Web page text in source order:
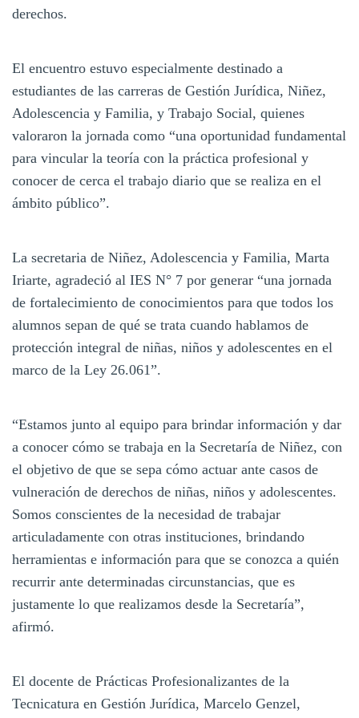
derechos.
El encuentro estuvo especialmente destinado a
estudiantes de las carreras de Gestión Jurídica, Niñez,
Adolescencia y Familia, y Trabajo Social, quienes
valoraron la jornada como “una oportunidad fundamental
para vincular la teoría con la práctica profesional y
conocer de cerca el trabajo diario que se realiza en el
ámbito público”.
La secretaria de Niñez, Adolescencia y Familia, Marta
Iriarte, agradeció al IES N° 7 por generar “una jornada
de fortalecimiento de conocimientos para que todos los
alumnos sepan de qué se trata cuando hablamos de
protección integral de niñas, niños y adolescentes en el
marco de la Ley 26.061”.
“Estamos junto al equipo para brindar información y dar
a conocer cómo se trabaja en la Secretaría de Niñez, con
el objetivo de que se sepa cómo actuar ante casos de
vulneración de derechos de niñas, niños y adolescentes.
Somos conscientes de la necesidad de trabajar
articuladamente con otras instituciones, brindando
herramientas e información para que se conozca a quién
recurrir ante determinadas circunstancias, que es
justamente lo que realizamos desde la Secretaría”,
afirmó.
El docente de Prácticas Profesionalizantes de la
Tecnicatura en Gestión Jurídica, Marcelo Genzel,